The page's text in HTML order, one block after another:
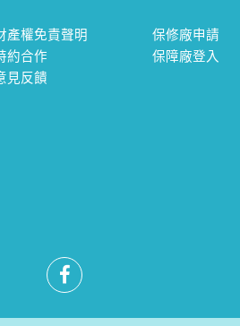
產權免責聲明
約合作
見反饋
保修廠申請
保障廠登入